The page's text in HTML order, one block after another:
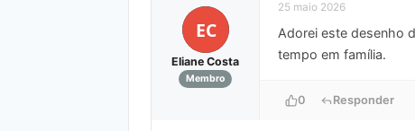
EC
Eliane Costa
Membro
25 maio 2026
Adorei este desenho
tempo em família.
0 Responder